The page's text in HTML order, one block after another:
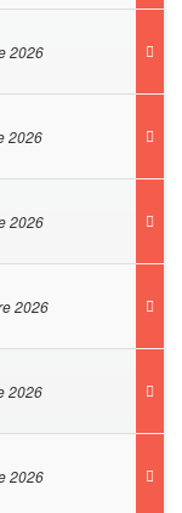
2026
2026
2026
2026
2026
2026